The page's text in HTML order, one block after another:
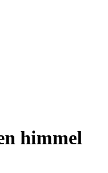
himmel